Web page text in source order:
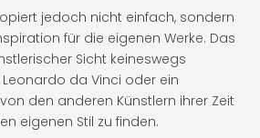
jedoch nicht einfach, sondern
für die eigenen Werke. Das
Sicht keineswegs
da Vinci oder ein
den anderen Künstlern ihrer Zeit
eigenen Stil zu finden.